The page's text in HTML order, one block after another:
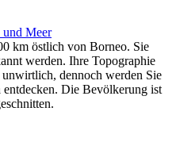
und Meer
km östlich von Borneo. Sie
werden. Ihre Topographie
unwirtlich, dennoch werden Sie
Die Bevölkerung ist